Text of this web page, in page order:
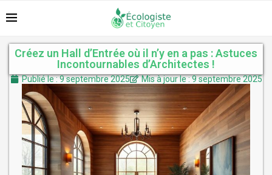
Créez un Hall d’Entrée où il n’y en a pas : Astuces
Incontournables d’Architectes !
Publié le : 9 septembre 2025 Mis à jour le : 9 septembre 2025